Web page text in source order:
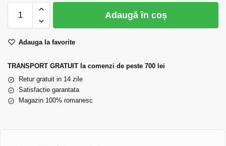
Adaugă în coș
Adauga la favorite
TRANSPORT GRATUIT la comenzi de peste 700 lei
Retur gratuit in 14 zile
Satisfactie garantata
Magazin 100% romanesc